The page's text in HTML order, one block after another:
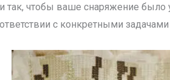
так, чтобы ваше снаряжение
с конкретными